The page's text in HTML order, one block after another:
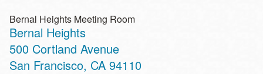
Bernal Heights Meeting Room
Bernal Heights
Address
500 Cortland Avenue
San Francisco, CA 94110